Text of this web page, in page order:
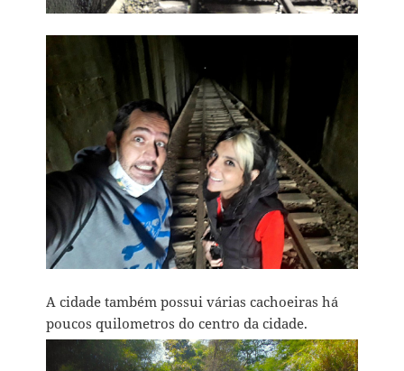
A cidade também possui várias cachoeiras há
poucos quilometros do centro da cidade.